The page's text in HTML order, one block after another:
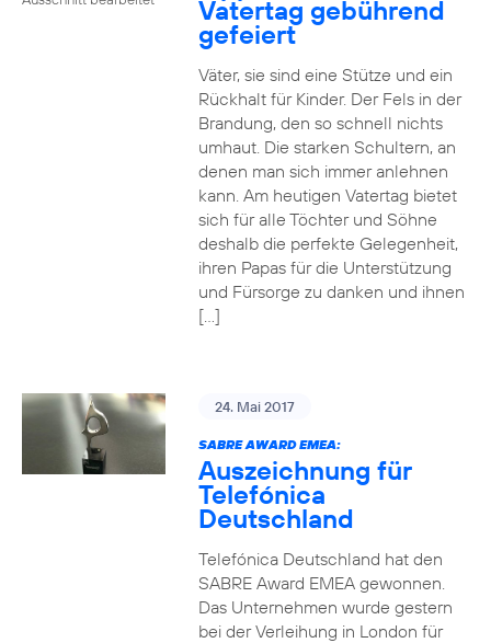
Vatertag gebührend
gefeiert
Väter, sie sind eine Stütze und ein
Rückhalt für Kinder. Der Fels in der
Brandung, den so schnell nichts
umhaut. Die starken Schultern, an
denen man sich immer anlehnen
kann. Am heutigen Vatertag bietet
sich für alle Töchter und Söhne
deshalb die perfekte Gelegenheit,
ihren Papas für die Unterstützung
und Fürsorge zu danken und ihnen
[…]
24. Mai 2017
SABRE AWARD EMEA:
Auszeichnung für
Telefónica
Deutschland
Telefónica Deutschland hat den
SABRE Award EMEA gewonnen.
Das Unternehmen wurde gestern
bei der Verleihung in London für